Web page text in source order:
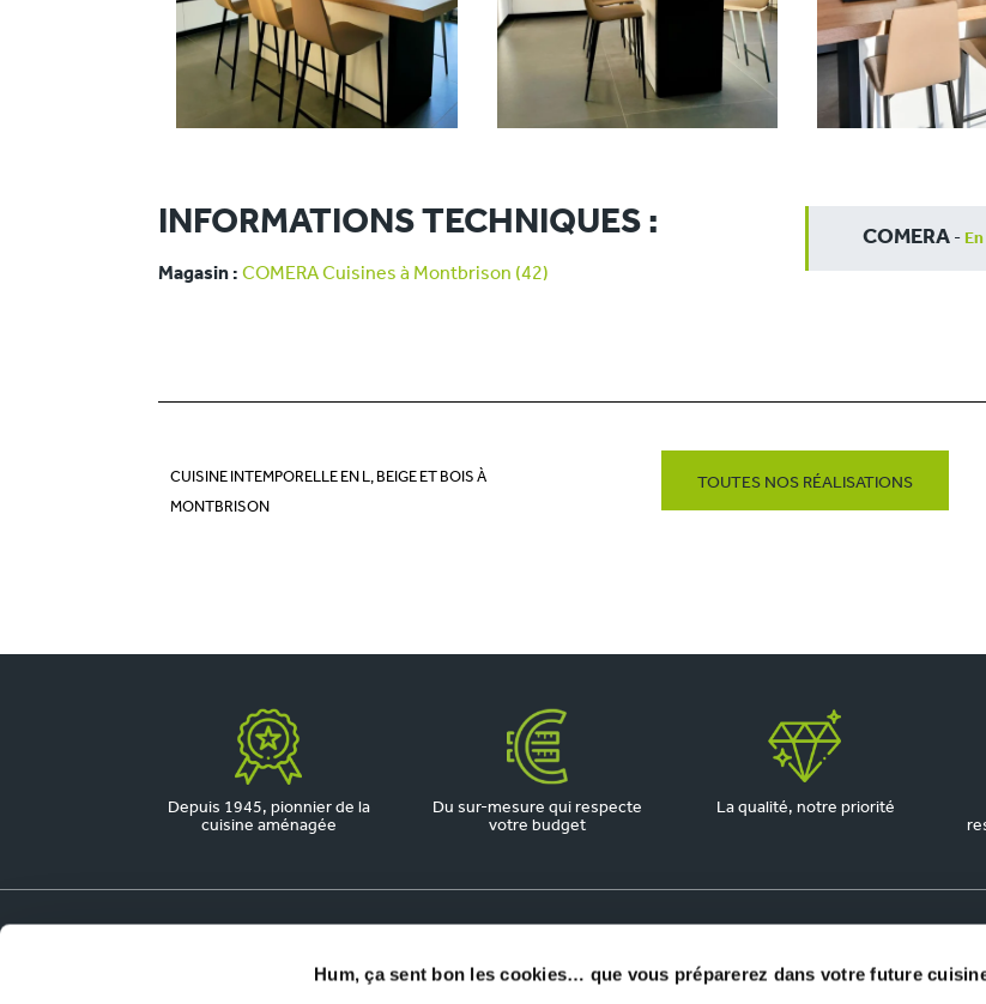
Hum, ça sent bon les cookies… que vous préparerez dans votre future
INFORMATIONS TECHNIQUES :
Magasin : COMERA Cuisines à Montbrison (42)
COMERA -
CUISINE INTEMPORELLE EN L, BEIGE ET BOIS À
MONTBRISON
TOUTES NOS RÉALISATIONS
Depuis 1945, pionnier de la
cuisine aménagée
Du sur-mesure qui respecte
votre budget
La qualité, notre priorité